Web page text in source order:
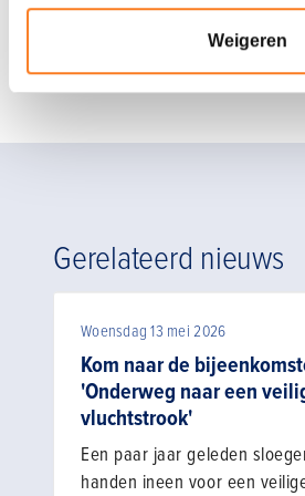
Weigeren
hiermee een fundament gelegd voor een
geen toeval maar een bewuste keuze is.
Gerelateerd nieuws
Woensdag 13 mei 2026
Kom naar de
'Onderweg naar een
vluchtstrook'
Een paar jaar geleden
handen ineen voor een